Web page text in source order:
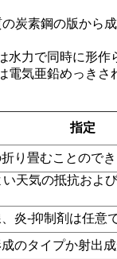
炭素鋼の版から
水力で同時に形作
気亜鉛めっきさ
指定
り畳むことので
い天気の抵抗およ
炎-抑制剤は任意
のタイプか射出